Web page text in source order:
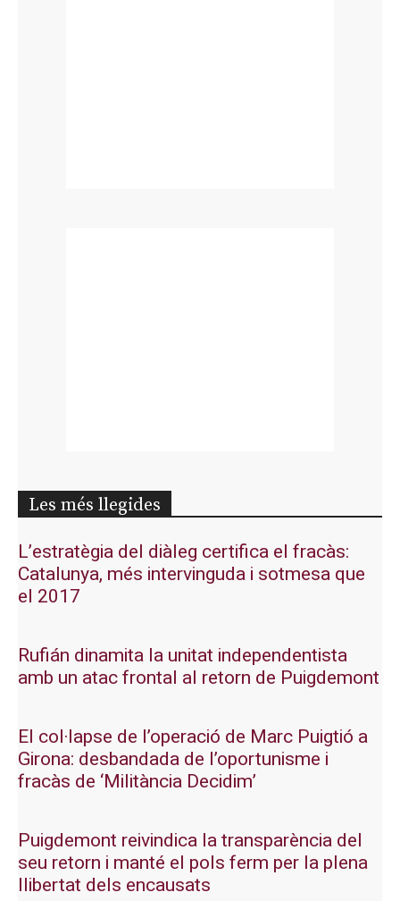
Les més llegides
L’estratègia del diàleg certifica el fracàs:
Catalunya, més intervinguda i sotmesa que
el 2017
Rufián dinamita la unitat independentista
amb un atac frontal al retorn de Puigdemont
El col·lapse de l’operació de Marc Puigtió a
Girona: desbandada de l’oportunisme i
fracàs de ‘Militància Decidim’
Puigdemont reivindica la transparència del
seu retorn i manté el pols ferm per la plena
llibertat dels encausats